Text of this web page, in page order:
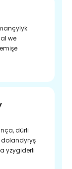
we
dürli
yzygiderli